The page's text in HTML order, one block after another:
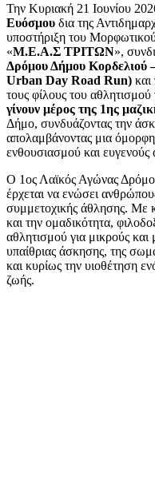
Την Κυριακή 21 Ιουνίου
Ευόσμου δια της
υποστήριξη του
«Μ.Ε.Α.Σ ΤΡΙΤΩΝ»,
Δρόμου Δήμου Κορδελιού
Urban Day Road Run)
τους φίλους του αθλητισμού
γίνουν μέρος της 1ης
Δήμο, συνδυάζοντας την
απολαμβάνοντας μια
ενθουσιασμού και ευγενούς
Ο 1ος Λαϊκός Αγώνας
έρχεται να ενώσει
συμμετοχικής άθλησης. Με
και την ομαδικότητα,
αθλητισμού για μικρούς
υπαίθριας άσκησης, της
και κυρίως την υιοθέτηση
ζωής.